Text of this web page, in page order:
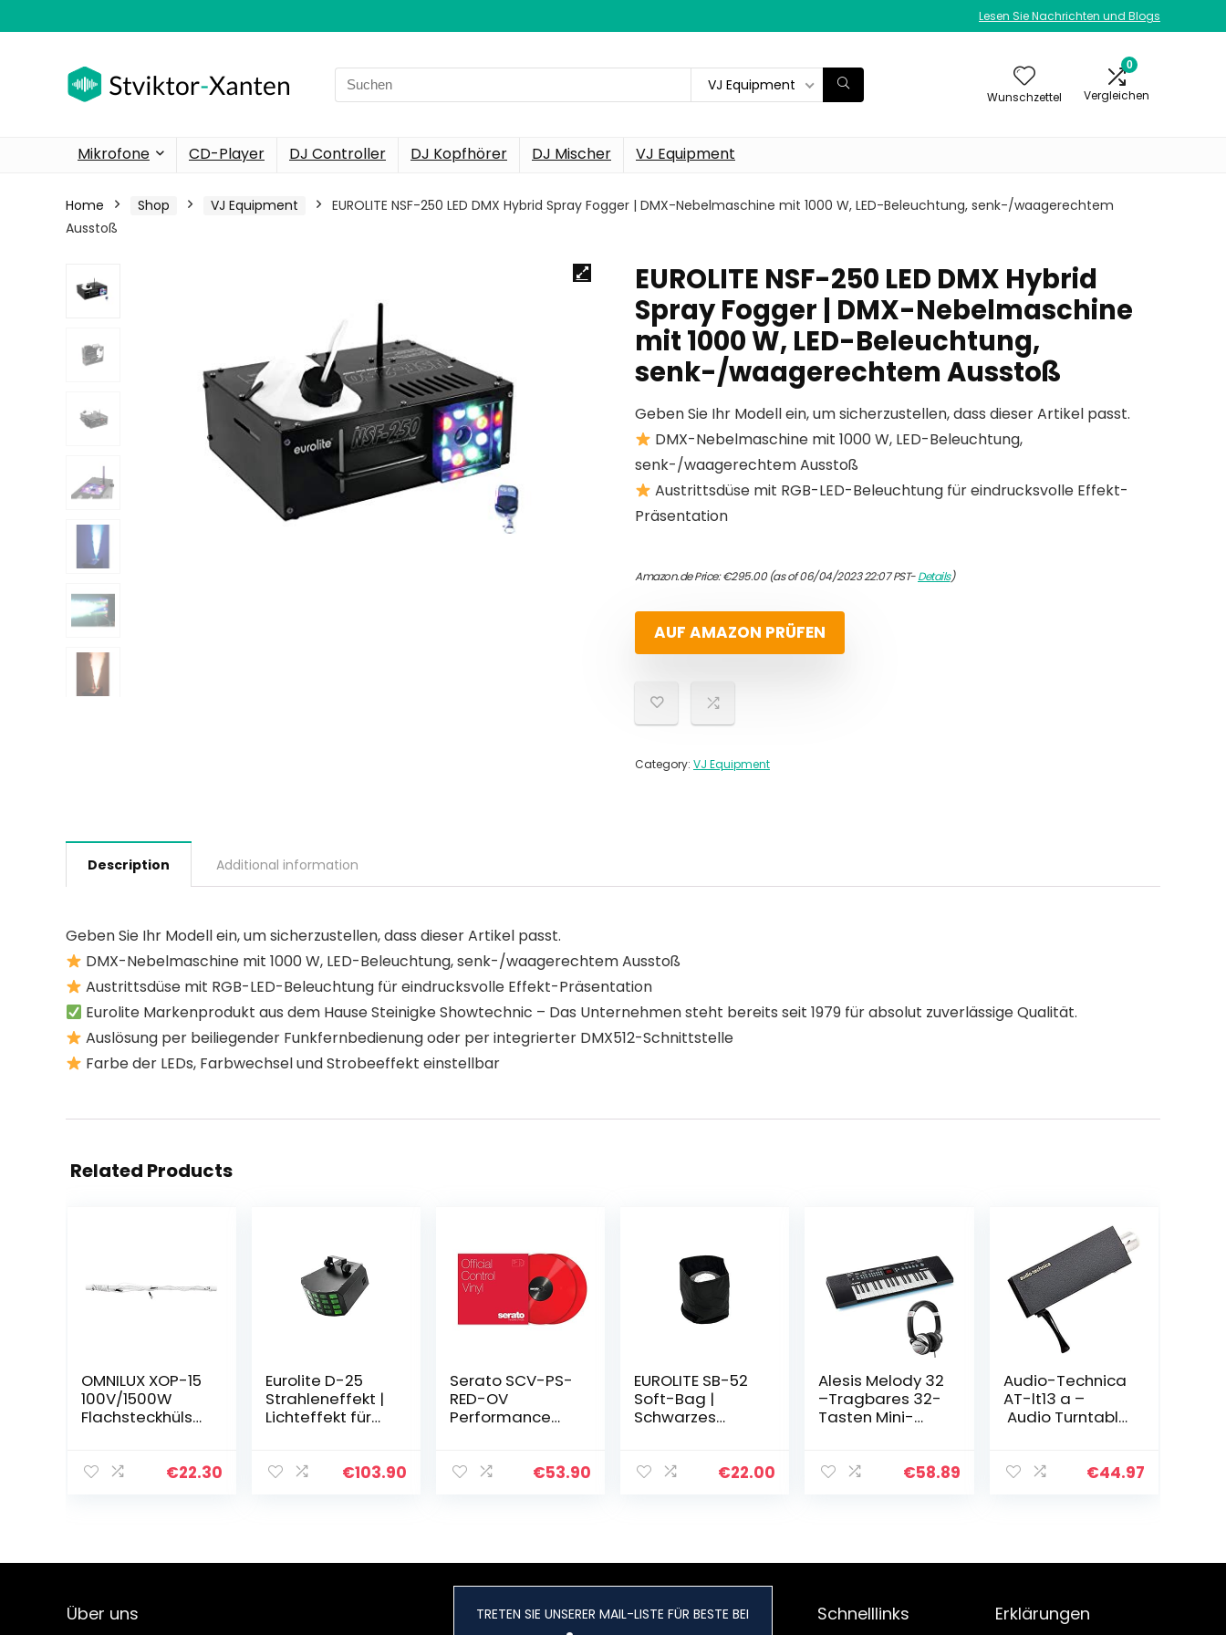
Lesen Sie Nachrichten und Blogs
Search
for:
VJ Equipment
Wunschzettel
0
Vergleichen
Mikrofone CD-Player DJ Controller DJ Kopfhörer DJ Mischer VJ Equipment
Home Shop VJ Equipment
EUROLITE NSF-250 LED DMX Hybrid Spray Fogger | DMX-Nebelmaschine mit 1000 W, LED-Beleuchtung, senk-/waagerechtem
Ausstoß
EUROLITE NSF-250 LED DMX Hybrid
Spray Fogger | DMX-Nebelmaschine
mit 1000 W, LED-Beleuchtung,
senk-/waagerechtem Ausstoß
Geben Sie Ihr Modell ein, um sicherzustellen, dass dieser Artikel passt.
DMX-Nebelmaschine mit 1000 W, LED-Beleuchtung,
senk-/waagerechtem Ausstoß
Austrittsdüse mit RGB-LED-Beleuchtung für eindrucksvolle Effekt-
Präsentation
Amazon.de Price:€295.00(as of 06/04/2023 22:07 PST-Details)
AUF AMAZON PRÜFEN
Category: VJ Equipment
Description Additional information
Geben Sie Ihr Modell ein, um sicherzustellen, dass dieser Artikel passt.
DMX-Nebelmaschine mit 1000 W, LED-Beleuchtung, senk-/waagerechtem Ausstoß
Austrittsdüse mit RGB-LED-Beleuchtung für eindrucksvolle Effekt-Präsentation
Eurolite Markenprodukt aus dem Hause Steinigke Showtechnic – Das Unternehmen steht bereits seit 1979 für absolut zuverlässige Qualität.
Auslösung per beiliegender Funkfernbedienung oder per integrierter DMX512-Schnittstelle
Farbe der LEDs, Farbwechsel und Strobeeffekt einstellbar
Related Products
OMNILUX XOP-15
100V/1500W
Flachsteckhülse
8000 K
€22.30
Eurolite D-25
Strahleneffekt |
Lichteffekt für
1 Hexacolor LEDs
€103.90
Serato SCV-PS-
RED-OV
Performance
Stuck, rot
€53.90
EUROLITE SB-52
Soft-Bag |
Schwarzes
€22.00
Alesis Melody 32
–Tragbares 32-
Tasten Mini-
Lautsprechern,3
€58.89
Audio-Technica
AT-lt13 a –
Audio Turntable
€44.97
Über uns TRETEN SIE UNSERER MAIL-LISTE FÜR BESTE BEI Schnelllinks Erklärungen